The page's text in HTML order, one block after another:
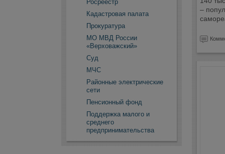
Росреестр
Кадастровая палата
Прокуратура
МО МВД России
«Верховажский»
Суд
МЧС
Районные электрические
сети
Пенсионный фонд
Поддержка малого и
среднего
предпринимательства
–